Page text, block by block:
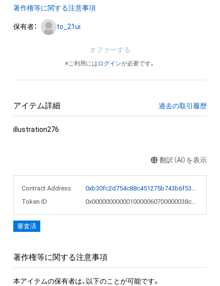
著作権等に関する注意事項
保有者： to_21ui
オファーする
※ご利用には ログインが必要です。
アイテム詳細 過去の取引履歴
illustration276
翻訳（AI）を表示
Contract Address
0xb30fc2d754c88c451275b743b6f530f19f643683
Token ID
0x0000000000010000060700000038c35d
審査済
著作権等に関する注意事項
本アイテムの保有者は、以下のことが可能です。